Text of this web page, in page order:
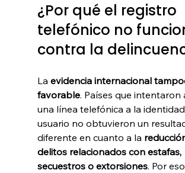
¿Por qué el registro
telefónico no
contra la
La evidencia internacional
favorable. Países que intentaron
una línea telefónica a la
usuario no obtuvieron un
diferente en cuanto a la
delitos relacionados con estafas,
secuestros o extorsiones. Por